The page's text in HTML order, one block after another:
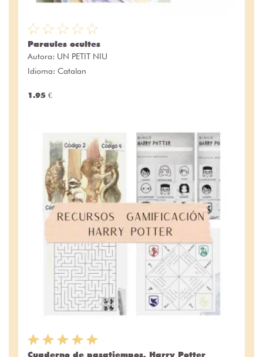
Paraules ocultes
Autora: UN PETIT NIU
Idioma: Catalan
1.95 €
Cuaderno de pasatiempos. Harry Potter